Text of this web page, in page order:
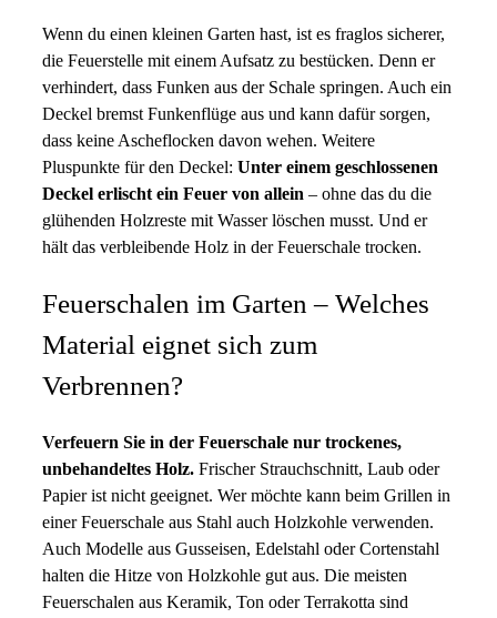
Wenn du einen kleinen Garten hast, ist es fraglos sicherer,
die Feuerstelle mit einem Aufsatz zu bestücken. Denn er
verhindert, dass Funken aus der Schale springen. Auch ein
Deckel bremst Funkenflüge aus und kann dafür sorgen,
dass keine Ascheflocken davon wehen. Weitere
Pluspunkte für den Deckel: Unter einem geschlossenen
Deckel erlischt ein Feuer von allein – ohne das du die
glühenden Holzreste mit Wasser löschen musst. Und er
hält das verbleibende Holz in der Feuerschale trocken.
Feuerschalen im Garten – Welches
Material eignet sich zum
Verbrennen?
Verfeuern Sie in der Feuerschale nur trockenes,
unbehandeltes Holz. Frischer Strauchschnitt, Laub oder
Papier ist nicht geeignet. Wer möchte kann beim Grillen in
einer Feuerschale aus Stahl auch Holzkohle verwenden.
Auch Modelle aus Gusseisen, Edelstahl oder Cortenstahl
halten die Hitze von Holzkohle gut aus. Die meisten
Feuerschalen aus Keramik, Ton oder Terrakotta sind